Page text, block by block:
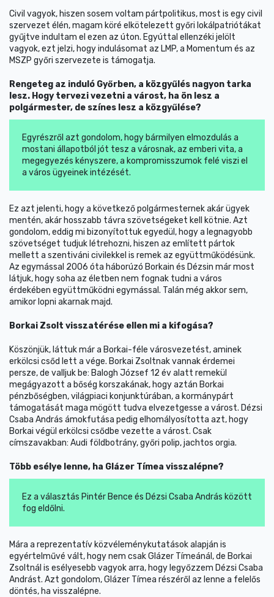
Civil vagyok, hiszen sosem voltam pártpolitikus, most is egy civil
szervezet élén, magam köré elkötelezett győri lokálpatriótákat
gyűjtve indultam el ezen az úton. Egyúttal ellenzéki jelölt
vagyok, ezt jelzi, hogy indulásomat az LMP, a Momentum és az
MSZP győri szervezete is támogatja.
Rengeteg az induló Győrben, a közgyűlés nagyon tarka
lesz. Hogy tervezi vezetni a várost, ha ön lesz a
polgármester, de színes lesz a közgyűlése?
Egyrészről azt gondolom, hogy bármilyen elmozdulás a
mostani állapotból jót tesz a városnak, az emberi vita, a
megegyezés kényszere, a kompromisszumok felé viszi el
a város ügyeinek intézését.
Ez azt jelenti, hogy a következő polgármesternek akár ügyek
mentén, akár hosszabb távra szövetségeket kell kötnie. Azt
gondolom, eddig mi bizonyítottuk egyedül, hogy a legnagyobb
szövetséget tudjuk létrehozni, hiszen az említett pártok
mellett a szentiváni civilekkel is remek az együttműködésünk.
Az egymással 2006 óta háborúzó Borkain és Dézsin már most
látjuk, hogy soha az életben nem fognak tudni a város
érdekében együttműködni egymással. Talán még akkor sem,
amikor lopni akarnak majd.
Borkai Zsolt visszatérése ellen mi a kifogása?
Köszönjük, láttuk már a Borkai-féle városvezetést, aminek
erkölcsi csőd lett a vége. Borkai Zsoltnak vannak érdemei
persze, de valljuk be: Balogh József 12 év alatt remekül
megágyazott a bőség korszakának, hogy aztán Borkai
pénzbőségben, világpiaci konjunktúrában, a kormánypárt
támogatását maga mögött tudva elvezetgesse a várost. Dézsi
Csaba András ámokfutása pedig elhomályosította azt, hogy
Borkai végül erkölcsi csődbe vezette a várost. Csak
címszavakban: Audi földbotrány, győri polip, jachtos orgia.
Több esélye lenne, ha Glázer Tímea visszalépne?
Ez a választás Pintér Bence és Dézsi Csaba András között
fog eldőlni.
Mára a reprezentatív közvéleménykutatások alapján is
egyértelművé vált, hogy nem csak Glázer Tímeánál, de Borkai
Zsoltnál is esélyesebb vagyok arra, hogy legyőzzem Dézsi Csaba
Andrást. Azt gondolom, Glázer Tímea részéről az lenne a felelős
döntés, ha visszalépne.